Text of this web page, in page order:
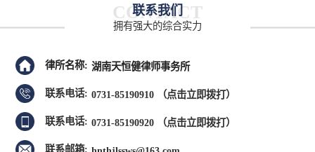
CONTACT
联系我们
拥有强大的综合实力
律所名称: 湖南天恒健律师事务所
联系电话: 0731-85190910 （点击立即拨打）
联系电话: 0731-85190920 （点击立即拨打）
联系邮箱: